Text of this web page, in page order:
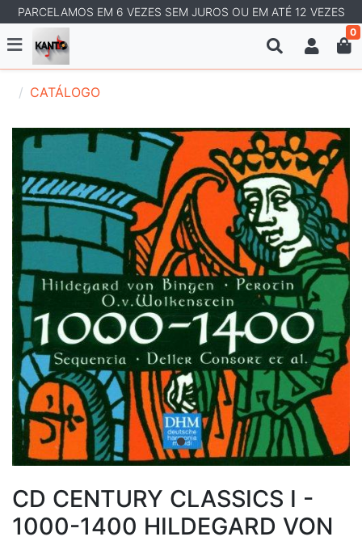
PARCELAMOS EM 6 VEZES SEM JUROS OU EM ATÉ 12 VEZES
0
CATÁLOGO
CD CENTURY CLASSICS I -
1000-1400 HILDEGARD VON